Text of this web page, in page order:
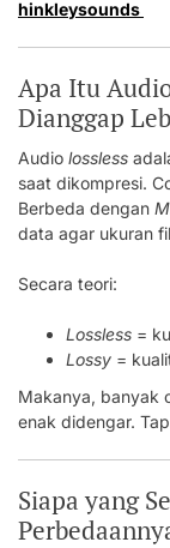
hinkleysounds
Apa Itu
Dianggap
Audio lossless
saat dikompresi.
Berbeda dengan
data agar ukuran
Secara teori:
Lossless =
Lossy =
Makanya, banyak
enak didengar.
Siapa yang